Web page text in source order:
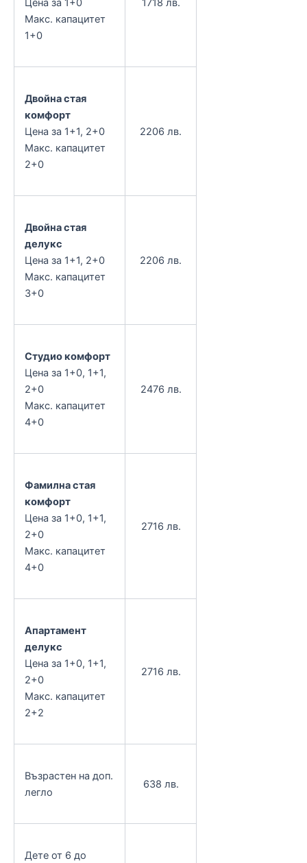
Цена за 1+0
Макс. капацитет
1+0
1718 лв.
Двойна стая
комфорт
Цена за 1+1, 2+0
Макс. капацитет
2+0
2206 лв.
Двойна стая
делукс
Цена за 1+1, 2+0
Макс. капацитет
3+0
2206 лв.
Студио комфорт
Цена за 1+0, 1+1,
2+0
Макс. капацитет
4+0
2476 лв.
Фамилна стая
комфорт
Цена за 1+0, 1+1,
2+0
Макс. капацитет
4+0
2716 лв.
Апартамент
делукс
Цена за 1+0, 1+1,
2+0
Макс. капацитет
2+2
2716 лв.
Възрастен на доп.
легло
638 лв.
Дете от 6 до